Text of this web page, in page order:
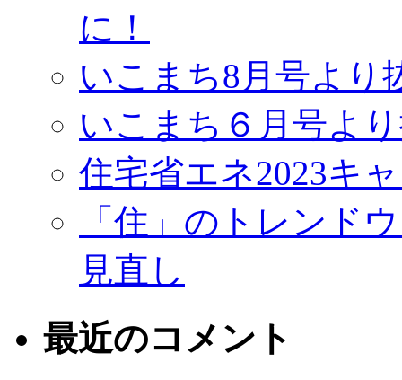
に！
いこまち8月号よ
いこまち６月号よ
住宅省エネ2023キ
「住」のトレンド
見直し
最近のコメント